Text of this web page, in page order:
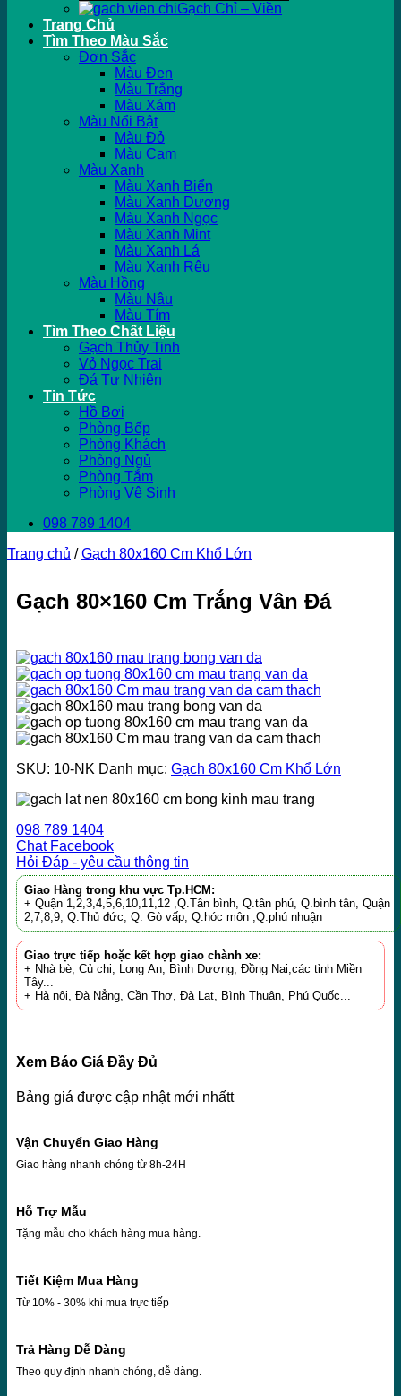
Gạch Chỉ – Viền
Trang Chủ
Tìm Theo Màu Sắc
Đơn Sắc
Màu Đen
Màu Trắng
Màu Xám
Màu Nổi Bật
Màu Đỏ
Màu Cam
Màu Xanh
Màu Xanh Biển
Màu Xanh Dương
Màu Xanh Ngọc
Màu Xanh Mint
Màu Xanh Lá
Màu Xanh Rêu
Màu Hồng
Màu Nâu
Màu Tím
Tìm Theo Chất Liệu
Gạch Thủy Tinh
Vỏ Ngọc Trai
Đá Tự Nhiên
Tin Tức
Hồ Bơi
Phòng Bếp
Phòng Khách
Phòng Ngủ
Phòng Tắm
Phòng Vệ Sinh
098 789 1404
Trang chủ / Gạch 80x160 Cm Khổ Lớn
Gạch 80×160 Cm Trắng Vân Đá
SKU: 10-NK Danh mục: Gạch 80x160 Cm Khổ Lớn
098 789 1404
Chat Facebook
Hỏi Đáp - yêu cầu thông tin
Giao Hàng trong khu vực Tp.HCM:
+ Quận 1,2,3,4,5,6,10,11,12 ,Q.Tân bình, Q.tân phú, Q.bình tân, Quận
2,7,8,9, Q.Thủ đức, Q. Gò vấp, Q.hóc môn ,Q.phú nhuận
Giao trực tiếp hoặc kết hợp giao chành xe:
+ Nhà bè, Củ chi, Long An, Bình Dương, Đồng Nai,các tỉnh Miền
Tây...
+ Hà nội, Đà Nẳng, Cần Thơ, Đà Lạt, Bình Thuận, Phú Quốc...
Xem Báo Giá Đầy Đủ
Bảng giá được cập nhật mới nhấtt
Vận Chuyển Giao Hàng
Giao hàng nhanh chóng từ 8h-24H
Hỗ Trợ Mẫu
Tặng mẫu cho khách hàng mua hàng.
Tiết Kiệm Mua Hàng
Từ 10% - 30% khi mua trực tiếp
Trả Hàng Dễ Dàng
Theo quy định nhanh chóng, dễ dàng.